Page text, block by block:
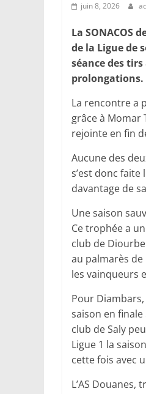
juin 8, 2026
La SONACOS
de la Ligue de
séance des
prolongations.
La rencontre a
grâce à Momar
rejointe en fin
Aucune des
s’est donc
davantage de
Une saison
Ce trophée a
club de
au palmarès de
les vainqueurs
Pour
saison en finale
club de Saly
Ligue 1 la
cette fois avec
L’AS Douanes,